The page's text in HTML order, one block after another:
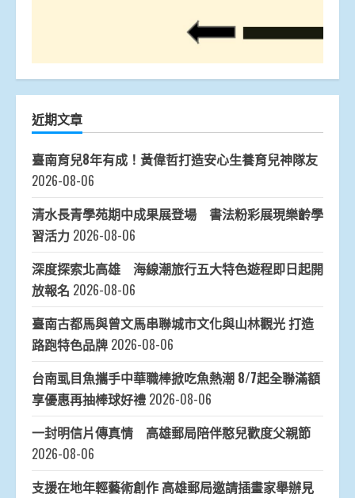
近期文章
臺南育兒8年有成！黃偉哲打造安心生養育兒神隊友
2026-08-06
清水長青學苑期中成果展登場 書法粉彩展現樂齡學
習活力 2026-08-06
深度探索北高雄 海線潮旅行五大特色遊程即日起開
放報名 2026-08-06
臺南古都馬與曾文馬串聯城市文化與山林觀光 打造
路跑特色品牌 2026-08-06
台南虱目魚攜手中華職棒掀吃魚熱潮 8/7起全聯滿額
享優惠再抽棒球好禮 2026-08-06
一封明信片傳真情 高雄郵局陪伴憨兒歡度父親節
2026-08-06
支援在地年輕藝術創作 高雄郵局邀請插畫家舉辦見